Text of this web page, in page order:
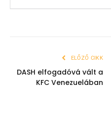
ELŐZŐ CIKK
DASH elfogadóvá vált a
KFC Venezuelában